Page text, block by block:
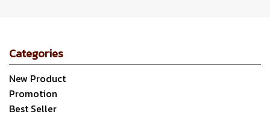
Categories
New Product
Promotion
Best Seller